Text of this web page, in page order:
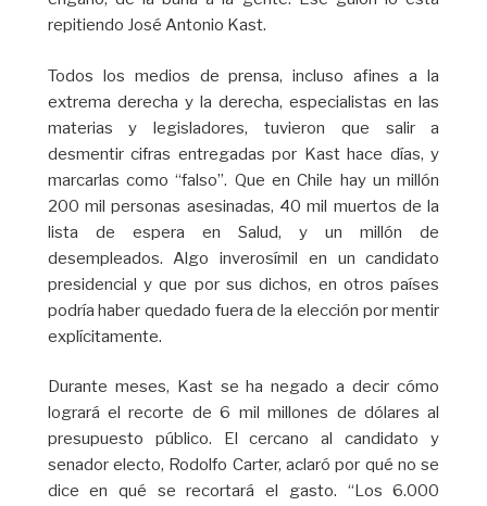
repitiendo José Antonio Kast.
Todos los medios de prensa, incluso afines a la
extrema derecha y la derecha, especialistas en las
materias y legisladores, tuvieron que salir a
desmentir cifras entregadas por Kast hace días, y
marcarlas como “falso”. Que en Chile hay un millón
200 mil personas asesinadas, 40 mil muertos de la
lista de espera en Salud, y un millón de
desempleados. Algo inverosímil en un candidato
presidencial y que por sus dichos, en otros países
podría haber quedado fuera de la elección por mentir
explícitamente.
Durante meses, Kast se ha negado a decir cómo
logrará el recorte de 6 mil millones de dólares al
presupuesto público. El cercano al candidato y
senador electo, Rodolfo Carter, aclaró por qué no se
dice en qué se recortará el gasto. “Los 6.000